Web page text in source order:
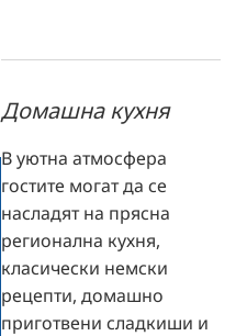
Домашна кухня
В уютна атмосфера
гостите могат да се
насладят на прясна
регионална кухня,
класически немски
рецепти, домашно
приготвени сладкиши и